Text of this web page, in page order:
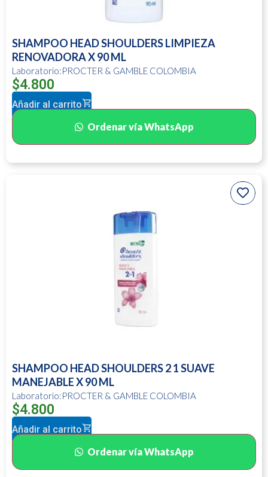
SHAMPOO HEAD SHOULDERS LIMPIEZA
RENOVADORA X 90 ML
Laboratorio:PROCTER & GAMBLE COLOMBIA
$4.800
Añadir al carrito
Ordenar vía WhatsApp
SHAMPOO HEAD SHOULDERS 2 1 SUAVE
MANEJABLE X 90 ML
Laboratorio:PROCTER & GAMBLE COLOMBIA
$4.800
Añadir al carrito
Ordenar vía WhatsApp